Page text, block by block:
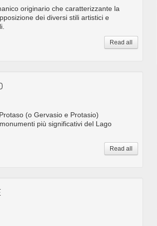
originario che caratterizzante la
dei diversi stili artistici e
Read all
(o Gervasio e Protasio)
più significativi del Lago
Read all